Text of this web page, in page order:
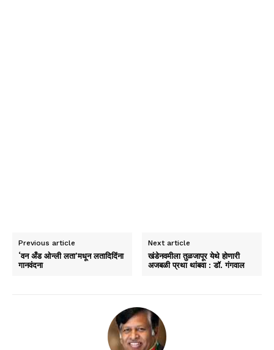
Previous article
‘वन अँड ओन्ली लता’मधून लतादिदिंना
गानवंदना
Next article
खंडेनवमीला तुळजापूर येथे होणारी
अजबळी प्रथा थांबवा : डॉ. गंगवाल